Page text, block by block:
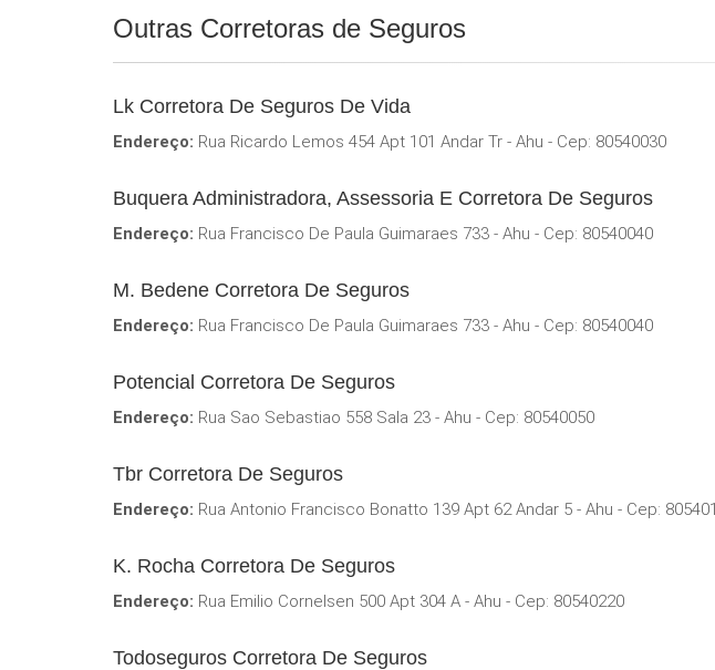
Outras Corretoras de Seguros
Lk Corretora De Seguros De Vida
Endereço: Rua Ricardo Lemos 454 Apt 101 Andar Tr - Ahu - Cep: 80540030
Buquera Administradora, Assessoria E Corretora De Seguros
Endereço: Rua Francisco De Paula Guimaraes 733 - Ahu - Cep: 80540040
M. Bedene Corretora De Seguros
Endereço: Rua Francisco De Paula Guimaraes 733 - Ahu - Cep: 80540040
Potencial Corretora De Seguros
Endereço: Rua Sao Sebastiao 558 Sala 23 - Ahu - Cep: 80540050
Tbr Corretora De Seguros
Endereço: Rua Antonio Francisco Bonatto 139 Apt 62 Andar 5 - Ahu - Cep:
K. Rocha Corretora De Seguros
Endereço: Rua Emilio Cornelsen 500 Apt 304 A - Ahu - Cep: 80540220
Todoseguros Corretora De Seguros